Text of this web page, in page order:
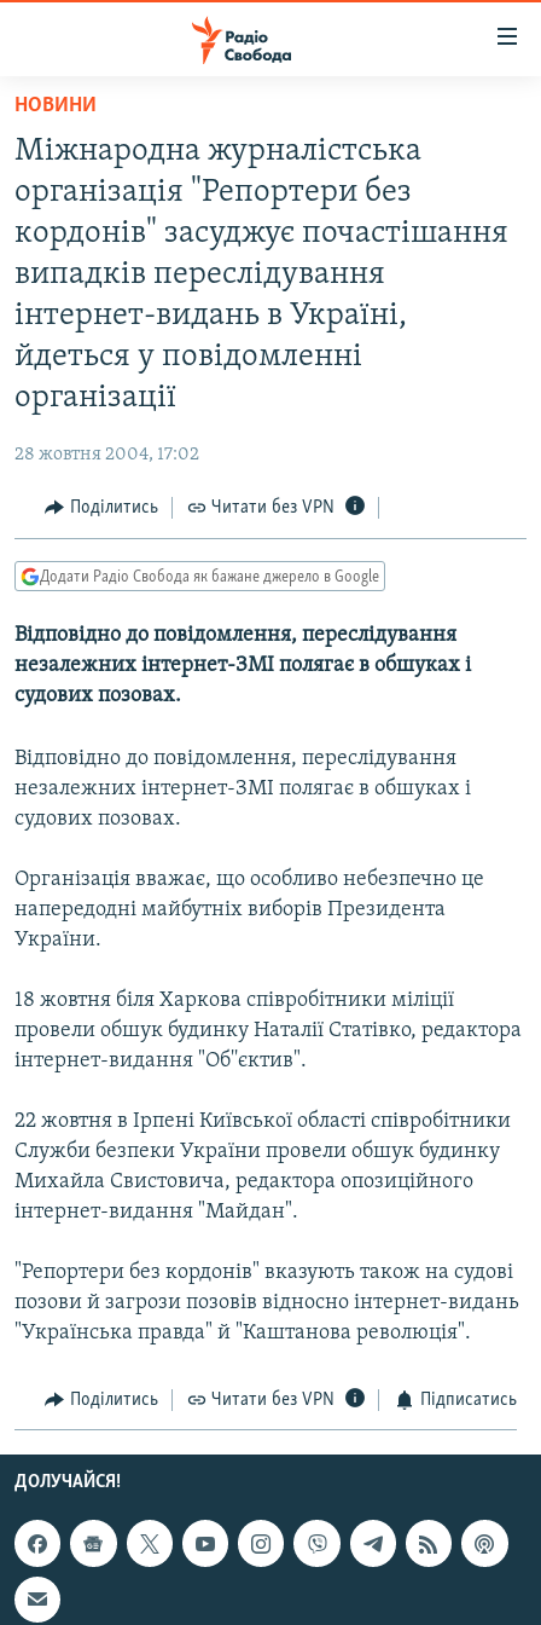
Перейти
основного
матеріалу
Перейти
до
основної
навігації
Перейти
до
пошуку
ВСЕ ЗА ДОБУ
СТАТТІ
СУСПІЛЬСТВО
КУЛЬТУРА
СВІТ
РОСІЙСЬКА «ФІЛЬТРАЦІЯ»
ДОНБАС.РЕАЛІЇ
КРИМ.РЕАЛІЇ
КИТАЙ.ВИКЛИКИ
МУЛЬТИМЕДІА
СПЕЦПРОЄКТИ
ПОДКАСТИ
КРИМ РЕАЛІЇ
РУС
УКР
КТАТ
ДОЛУЧАЙСЯ!
Усі сайти RFE/RL
НОВИНИ
Міжнародна журналістська
організація "Репортери без
кордонів" засуджує почастішання
випадків переслідування
інтернет-видань в Україні,
йдеться у повідомленні
організації
28 жовтня 2004, 17:02
Поділитись Читати без VPN
Додати Радіо Свобода як бажане джерело в Google
Відповідно до повідомлення, переслідування
незалежних інтернет-ЗМІ полягає в обшуках і
судових позовах.
Відповідно до повідомлення, переслідування
незалежних інтернет-ЗМІ полягає в обшуках і
судових позовах.
Організація вважає, що особливо небезпечно це
напередодні майбутніх виборів Президента
України.
18 жовтня біля Харкова співробітники міліції
провели обшук будинку Наталії Статівко, редактора
інтернет-видання "Об''єктив".
22 жовтня в Ірпені Київської області співробітники
Служби безпеки України провели обшук будинку
Михайла Свистовича, редактора опозиційного
інтернет-видання "Майдан".
"Репортери без кордонів" вказують також на судові
позови й загрози позовів відносно інтернет-видань
"Українська правда" й "Каштанова революція".
Поділитись Читати без VPN Підписатись
ДОЛУЧАЙСЯ!